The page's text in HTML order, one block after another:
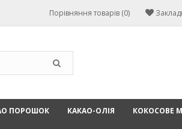
Порівняння товарів (0)
ПОРОШОК КАКАО-ОЛІЯ КОКОСОВЕ